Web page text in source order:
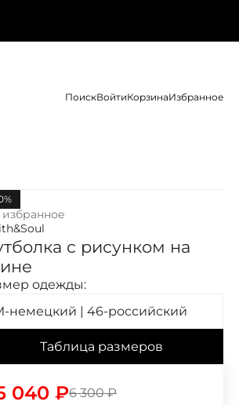
ПоискВойтиКорзинаИзбранное
избранное
с рисунком на
одежды:
немецкий | 46-российский
Таблица размеров
6 300₽
040 ₽